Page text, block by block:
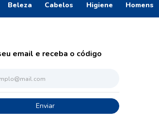
Beleza Cabelos Higiene Homens
Enviar
5º tintura cabelo
6º elseve
7º proge